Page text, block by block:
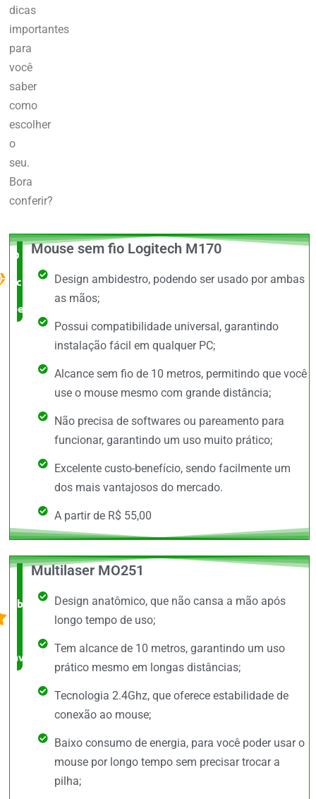
dicas
importantes
para
você
saber
como
escolher
o
seu.
Bora
conferir?
O Melhor
custo x
benefício
Mouse sem fio Logitech M170
Design ambidestro, podendo ser usado por ambas
as mãos;
Possui compatibilidade universal, garantindo
instalação fácil em qualquer PC;
Alcance sem fio de 10 metros, permitindo que você
use o mouse mesmo com grande distância;
Não precisa de softwares ou pareamento para
funcionar, garantindo um uso muito prático;
Excelente custo-benefício, sendo facilmente um
dos mais vantajosos do mercado.
A partir de R$ 55,00
O +
barato,
avaliado!
Multilaser MO251
Design anatômico, que não cansa a mão após
longo tempo de uso;
Tem alcance de 10 metros, garantindo um uso
prático mesmo em longas distâncias;
Tecnologia 2.4Ghz, que oferece estabilidade de
conexão ao mouse;
Baixo consumo de energia, para você poder usar o
mouse por longo tempo sem precisar trocar a
pilha;